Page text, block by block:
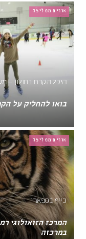
אורית ממליצה
היכל הקרח בחולון –
בואו להחליק על
אורית ממליצה
כייף בספארי
במרכזה